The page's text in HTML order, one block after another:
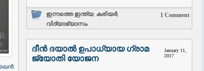
ഇന്നത്തെ ഇന്ത്യ, കരിയർ,
വിദ്യാഭ്യാസം
1 Comment
ദീൻ ദയാൽ ഉപാധ്യായ ഗ്രാമ
ജ്യോതി യോജന
January 11,
2017